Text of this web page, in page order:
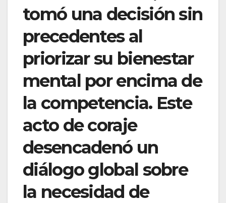
tomó una decisión sin
precedentes al
priorizar su bienestar
mental por encima de
la competencia. Este
acto de coraje
desencadenó un
diálogo global sobre
la necesidad de